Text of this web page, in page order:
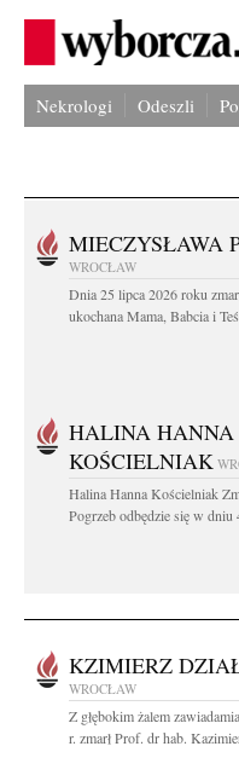
Nekrologi Odeszli
MIECZYSŁAWA
WROCŁAW
Dnia 25 lipca 2026 roku
ukochana Mama, Babcia i
HALINA HANNA
KOŚCIELNIAK
Halina Hanna Kościelniak
Pogrzeb odbędzie się w dniu
KZIMIERZ
WROCŁAW
Z głębokim żalem
r. zmarł Prof. dr hab.